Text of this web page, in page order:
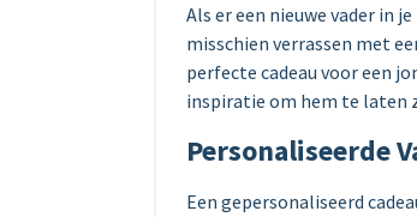
Als er een nieuwe vader in
misschien verrassen met
perfecte cadeau voor een
inspiratie om hem te laten
Personaliseerde
Een gepersonaliseerd